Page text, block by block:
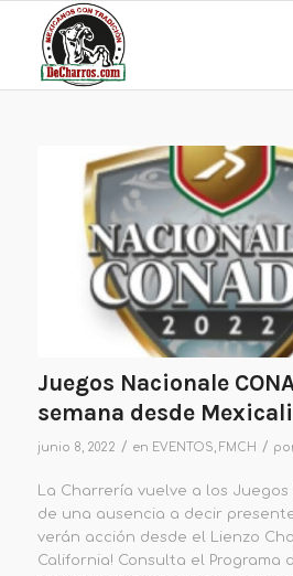
Juegos Nacionale
semana desde Mexicali
junio 8, 2022 / en EVENTOS FMCH /
La Charrería vuelve a los
de una ausencia a decir
verán acción desde el Lienzo
California! Consulta el Programa